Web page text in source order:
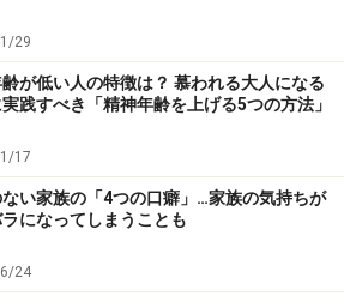
29
が低い人の特徴は？ 慕われる大人になる
践すべき「精神年齢を上げる5つの方法」
17
い家族の「4つの口癖」…家族の気持ちが
になってしまうことも
24